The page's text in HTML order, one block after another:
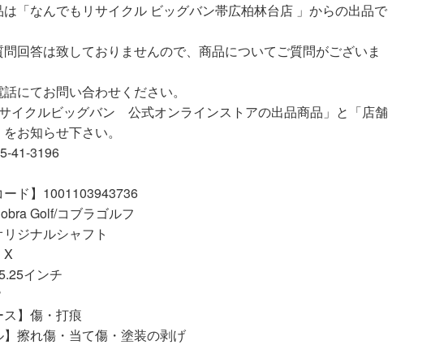
「なんでもリサイクル ビッグバン帯広柏林台店 」からの出品で
回答は致しておりませんので、商品についてご質問がございま
にてお問い合わせください。
イクルビッグバン 公式オンラインストアの出品商品」と「店舗
お知らせ下さい。
41-3196
ード】1001103943736
Golf/コブラゴルフ
リジナルシャフト
X
インチ
ス】傷・打痕
】擦れ傷・当て傷・塗装の剥げ